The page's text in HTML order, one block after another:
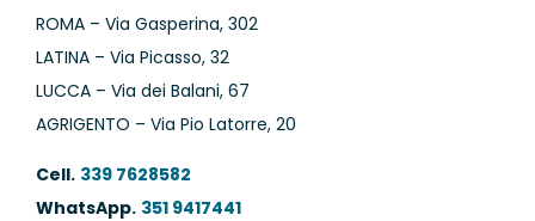
ROMA – Via Gasperina, 302
LATINA – Via Picasso, 32
LUCCA – Via dei Balani, 67
AGRIGENTO – Via Pio Latorre, 20
Cell. 339 7628582
WhatsApp. 351 9417441